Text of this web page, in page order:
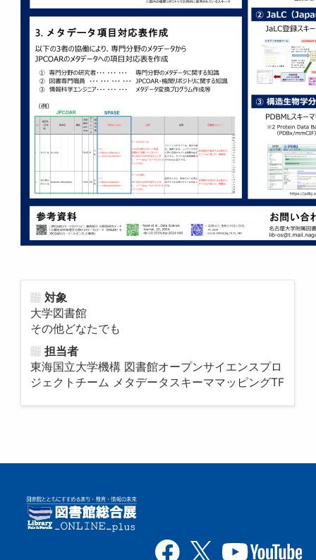
対象
大学図書館
その他どなたでも
担当者
東海国立大学機構 図書館オープンサイエンスプロ
ジェクトチーム メタデータスキーママッピングTF